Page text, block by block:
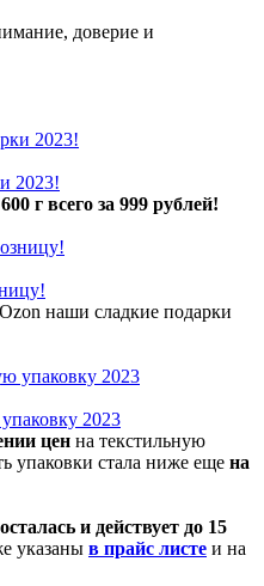
доверие и
2023!
г всего за 999 рублей!
наши сладкие подарки
2023
цен на текстильную
упаковки стала ниже еще на
и действует до 15
указаны в прайс листе и на